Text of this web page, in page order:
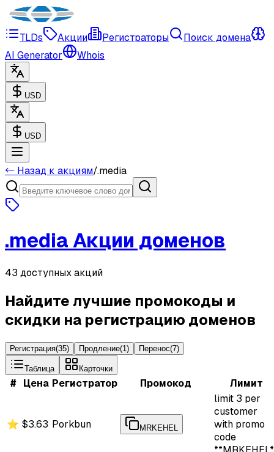
TLDs Акции Регистраторы
Поиск домена
AI Generator
Whois
USD
USD
← Назад к акциям/.media
.mediaАкции доменов
43 доступных акций
Найдите лучшие промокоды и
скидки на регистрацию доменов
Регистрация(35) Продление(1) Перенос(7)
Таблица Карточки
# Цена Регистратор Промокод Лимит
⭐ $3.63 Porkbun MRKEHEL
limit 3 per
customer
with promo
code